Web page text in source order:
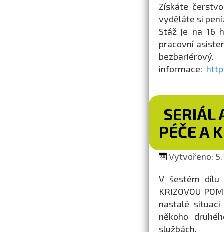
Získáte
vyděláte si
Stáž je na 16
pracovní
informace:
SERIÁL
PÉČE A
Vytvořeno: 5.
V šestém dílu
KRIZOVOU
nastalé
někoho
službách.